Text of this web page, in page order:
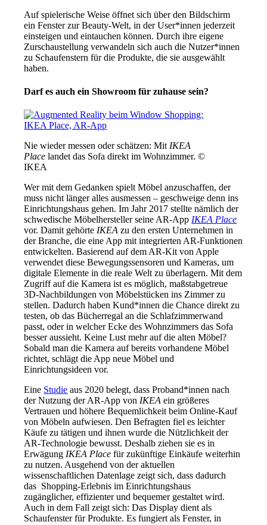
Auf spielerische Weise öffnet sich über den Bildschirm
ein Fenster zur Beauty-Welt, in der User*innen jederzeit
einsteigen und eintauchen können. Durch ihre eigene
Zurschaustellung verwandeln sich auch die Nutzer*innen
zu Schaufenstern für die Produkte, die sie ausgewählt
haben.
Darf es auch ein Showroom für zuhause sein?
Nie wieder messen oder schätzen: MitIKEA
Place landet das Sofa direkt im Wohnzimmer. ©
IKEA
Wer mit dem Gedanken spielt Möbel anzuschaffen, der
muss nicht länger alles ausmessen – geschweige denn ins
Einrichtungshaus gehen. Im Jahr 2017 stellte nämlich der
schwedische Möbelhersteller seine AR-AppIKEA Place
vor. Damit gehörteIKEA zu den ersten Unternehmen in
der Branche, die eine App mit integrierten AR-Funktionen
entwickelten. Basierend auf dem AR-Kit von Apple
verwendet diese Bewegungssensoren und Kameras, um
digitale Elemente in die reale Welt zu überlagern. Mit dem
Zugriff auf die Kamera ist es möglich, maßstabgetreue
3D-Nachbildungen von Möbelstücken ins Zimmer zu
stellen. Dadurch haben Kund*innen die Chance direkt zu
testen, ob das Bücherregal an die Schlafzimmerwand
passt, oder in welcher Ecke des Wohnzimmers das Sofa
besser aussieht. Keine Lust mehr auf die alten Möbel?
Sobald man die Kamera auf bereits vorhandene Möbel
richtet, schlägt die App neue Möbel und
Einrichtungsideen vor.
Eine Studie aus 2020 belegt, dass Proband*innen nach
der Nutzung der AR-App vonIKEA ein größeres
Vertrauen und höhere Bequemlichkeit beim Online-Kauf
von Möbeln aufwiesen. Den Befragten fiel es leichter
Käufe zu tätigen und ihnen wurde die Nützlichkeit der
AR-Technologie bewusst. Deshalb ziehen sie es in
ErwägungIKEA Place für zukünftige Einkäufe weiterhin
zu nutzen. Ausgehend von der aktuellen
wissenschaftlichen Datenlage zeigt sich, dass dadurch
das Shopping-Erlebnis im Einrichtungshaus
zugänglicher, effizienter und bequemer gestaltet wird.
Auch in dem Fall zeigt sich: Das Display dient als
Schaufenster für Produkte. Es fungiert als Fenster, in